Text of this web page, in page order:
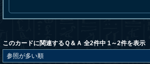
このカードに関連するＱ＆Ａ 全2件中 1～2件を表示